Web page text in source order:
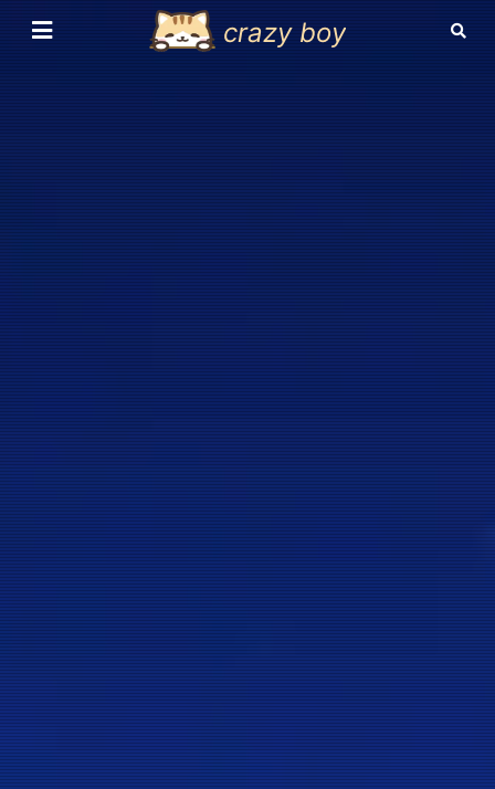
crazy boy